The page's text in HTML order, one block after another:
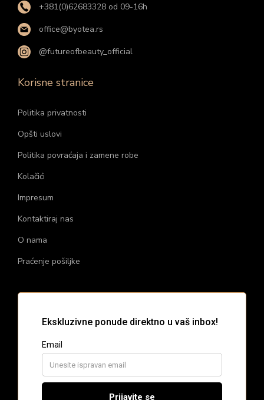
+381(0)62683328 od 09-16h
office@byotea.rs
@futureofbeauty_official
Korisne stranice
Politika privatnosti
Opšti uslovi
Politika povraćaja i zamene robe
Kolačići
Impresum
Kontaktiraj nas
O nama
Praćenje pošiljke